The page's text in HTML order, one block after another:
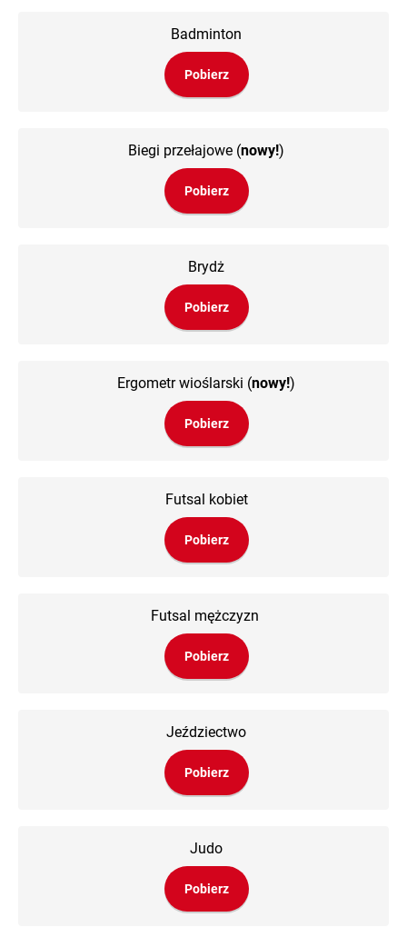
Badminton
Pobierz
Biegi przełajowe (nowy!)
Pobierz
Brydż
Pobierz
Ergometr wioślarski (nowy!)
Pobierz
Futsal kobiet
Pobierz
Futsal mężczyzn
Pobierz
Jeździectwo
Pobierz
Judo
Pobierz